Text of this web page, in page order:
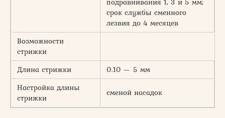
срок службы сменного
лезвия до 4 месяцев
Возможности
стрижки
Длина стрижки
0.10 — 5 мм
Настройка длины
стрижки
сменой насадок